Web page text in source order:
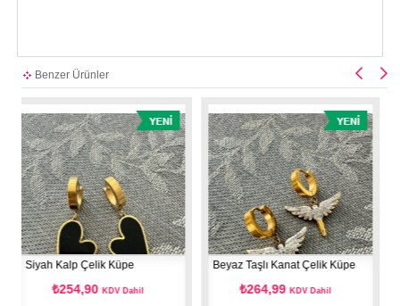
Benzer Ürünler
Kalp Çelik Küpe
₺254,90KDV Dahil
Beyaz Taşlı Kanat Çelik Küpe
₺264,99KDV Dahil